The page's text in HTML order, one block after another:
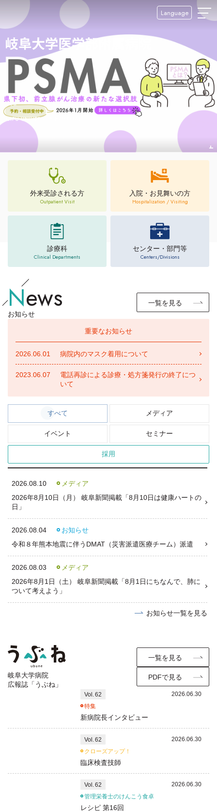
Language
外来受診される方
Outpatient Visit
入院・お見舞いの方
Hospitalization / Visiting
診療科
Clinical Departments
センター・部門等
Centers/Divisions
News
お知らせ
一覧を見る
重要なお知らせ
2026.06.01 病院内のマスク着用について
2023.06.07
電話再診による診療・処方箋発行の終了につ
いて
すべて メディア
イベント セミナー
採用
2026.08.10
メディア
2026年8月10日（月） 岐阜新聞掲載「8月10日は健康ハートの
日」
2026.08.04
お知らせ
令和８年熊本地震に伴うDMAT（災害派遣医療チーム）派遣
2026.08.03
メディア
2026年8月1日（土） 岐阜新聞掲載「8月1日にちなんで、肺に
ついて考えよう」
お知らせ一覧を見る
岐阜大学病院
広報誌「うぶね」
一覧を見る
PDFで見る
Vol. 62
2026.06.30
特集
新病院長インタビュー
Vol. 62
2026.06.30
クローズアップ！
臨床検査技師
Vol. 62
2026.06.30
管理栄養士のけんこう食卓
レシピ 第16回